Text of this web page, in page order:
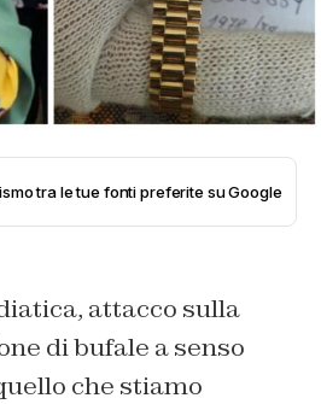
tra le tue fonti preferite su Google
attacco sulla
di bufale a senso
che stiamo